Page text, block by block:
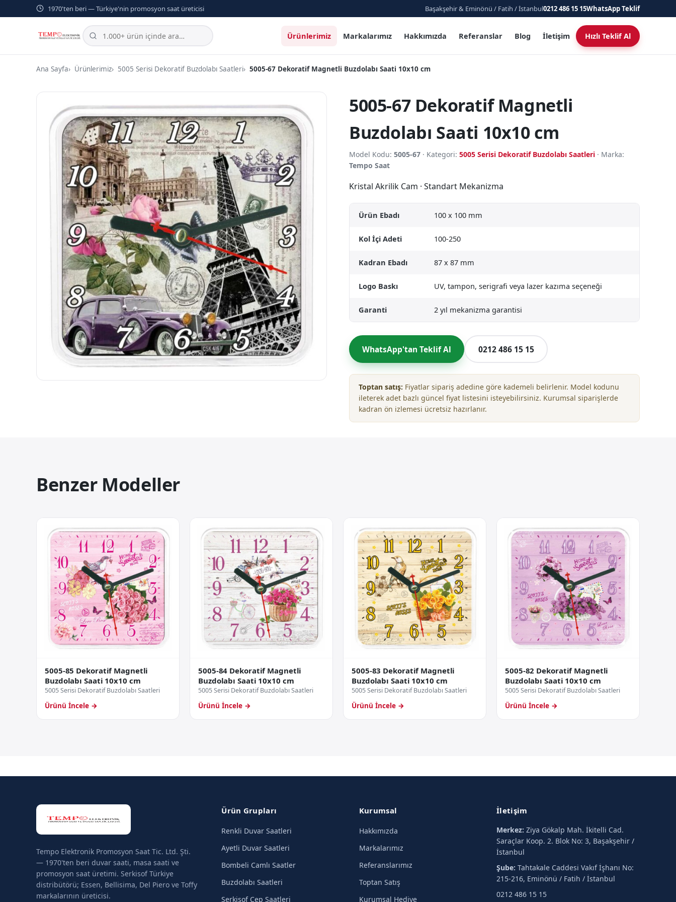
1970'ten beri — Türkiye'nin promosyon saat üreticisi Başakşehir & Eminönü / Fatih / İstanbul0212 486 15 15WhatsApp Teklif
Ürünlerimiz Markalarımız Hakkımızda Referanslar Blog İletişim Hızlı Teklif Al
Ana Sayfa Ürünlerimiz 5005 Serisi Dekoratif Buzdolabı Saatleri 5005-67 Dekoratif Magnetli Buzdolabı Saati 10x10 cm
5005-67 Dekoratif Magnetli
Buzdolabı Saati 10x10 cm
Model Kodu: 5005-67 · Kategori: 5005 Serisi Dekoratif Buzdolabı Saatleri · Marka:
Tempo Saat
Kristal Akrilik Cam · Standart Mekanizma
Ürün Ebadı 100 x 100 mm
Kol İçi Adeti 100-250
Kadran Ebadı 87 x 87 mm
Logo Baskı UV, tampon, serigrafi veya lazer kazıma seçeneği
Garanti 2 yıl mekanizma garantisi
WhatsApp'tan Teklif Al 0212 486 15 15
Toptan satış: Fiyatlar sipariş adedine göre kademeli belirlenir. Model kodunu
ileterek adet bazlı güncel fiyat listesini isteyebilirsiniz. Kurumsal siparişlerde
kadran ön izlemesi ücretsiz hazırlanır.
Benzer Modeller
5005-85 Dekoratif Magnetli
Buzdolabı Saati 10x10 cm
5005 Serisi Dekoratif Buzdolabı Saatleri
Ürünü İncele →
5005-84 Dekoratif Magnetli
Buzdolabı Saati 10x10 cm
5005 Serisi Dekoratif Buzdolabı Saatleri
Ürünü İncele →
5005-83 Dekoratif Magnetli
Buzdolabı Saati 10x10 cm
5005 Serisi Dekoratif Buzdolabı Saatleri
Ürünü İncele →
5005-82 Dekoratif Magnetli
Buzdolabı Saati 10x10 cm
5005 Serisi Dekoratif Buzdolabı Saatleri
Ürünü İncele →
Tempo Elektronik Promosyon Saat Tic. Ltd. Şti.
— 1970'ten beri duvar saati, masa saati ve
promosyon saat üretimi. Serkisof Türkiye
distribütörü; Essen, Bellisima, Del Piero ve Toffy
markalarının üreticisi.
Ürün Grupları
Renkli Duvar Saatleri
Ayetli Duvar Saatleri
Bombeli Camlı Saatler
Buzdolabı Saatleri
Serkisof Cep Saatleri
Kurumsal
Hakkımızda
Markalarımız
Referanslarımız
Toptan Satış
Kurumsal Hediye
İletişim
Merkez: Ziya Gökalp Mah. İkitelli Cad.
Saraçlar Koop. 2. Blok No: 3, Başakşehir /
İstanbul
Şube: Tahtakale Caddesi Vakıf İşhanı No:
215-216, Eminönü / Fatih / İstanbul
0212 486 15 15